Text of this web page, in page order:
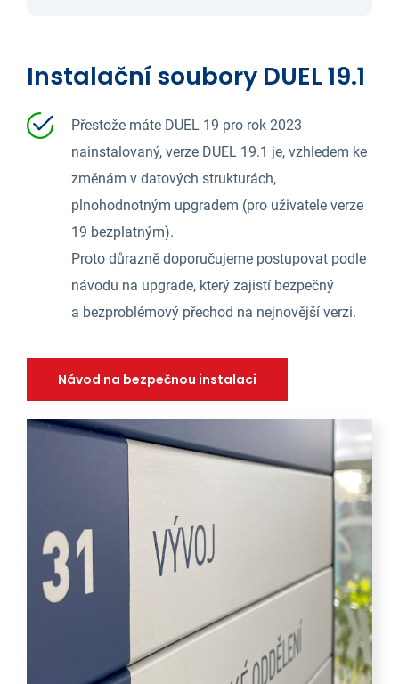
​Instalační soubory DUEL 19.1
Přestože máte DUEL 19 pro rok 2023
nainstalovaný, verze DUEL 19.1 je, vzhledem ke
změnám v datových strukturách,
plnohodnotným upgradem (pro uživatele verze
19 bezplatným).
Proto důrazně doporučujeme postupovat podle
návodu na upgrade, který zajistí bezpečný
a bezproblémový přechod na nejnovější verzi.
Návod na bezpečnou instalaci